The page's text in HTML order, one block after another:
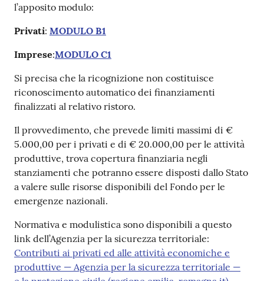
l’apposito modulo:
Privati: MODULO B1
Imprese:MODULO C1
Si precisa che la ricognizione non costituisce
riconoscimento automatico dei finanziamenti
finalizzati al relativo ristoro.
Il provvedimento, che prevede limiti massimi di €
5.000,00 per i privati e di € 20.000,00 per le attività
produttive, trova copertura finanziaria negli
stanziamenti che potranno essere disposti dallo Stato
a valere sulle risorse disponibili del Fondo per le
emergenze nazionali.
Normativa e modulistica sono disponibili a questo
link dell’Agenzia per la sicurezza territoriale:
Contributi ai privati ed alle attività economiche e
produttive — Agenzia per la sicurezza territoriale —